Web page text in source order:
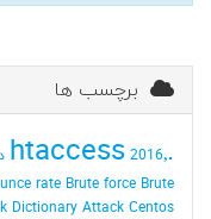
برچسب ها
.htaccess2016٬ دانلود
rate Brute force Brute
Dictionary Attack Centos